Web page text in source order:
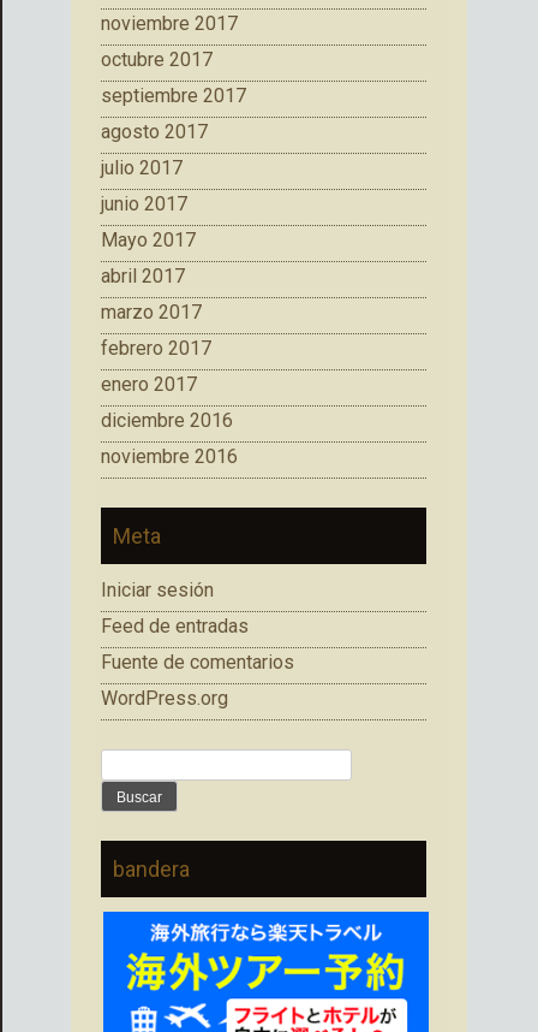
noviembre 2017
octubre 2017
septiembre 2017
agosto 2017
julio 2017
junio 2017
Mayo 2017
abril 2017
marzo 2017
febrero 2017
enero 2017
diciembre 2016
noviembre 2016
Meta
Iniciar sesión
Feed de entradas
Fuente de comentarios
WordPress.org
bandera